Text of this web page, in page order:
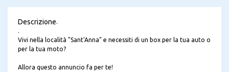
Descrizione.
.
Vivi nella località "Sant'Anna" e necessiti di un box per la tua auto o
per la tua moto?
Allora questo annuncio fa per te!